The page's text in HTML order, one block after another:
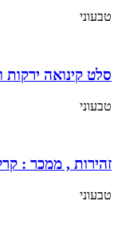
טבעוני
סלט קינואה ירקות
טבעוני
זהירות , ממכר :
טבעוני